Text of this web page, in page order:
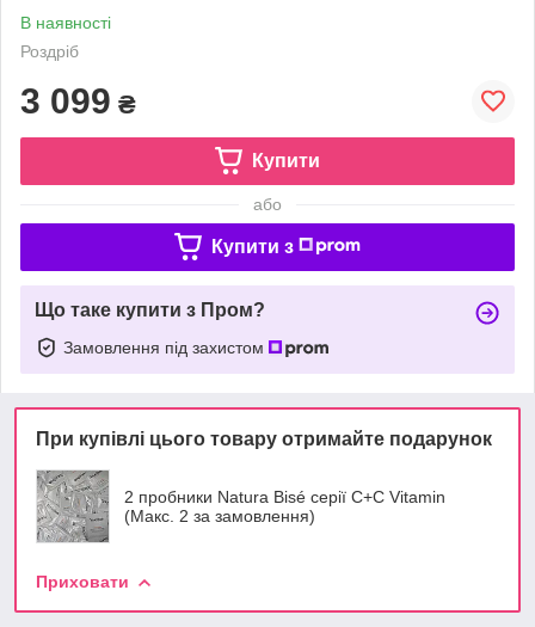
В наявності
Роздріб
3 099 ₴
Купити
або
Купити з
Що таке купити з Пром?
Замовлення під захистом
При купівлі цього товару отримайте подарунок
2 пробники Natura Bisé серії C+C Vitamin
(Макс. 2 за замовлення)
Приховати